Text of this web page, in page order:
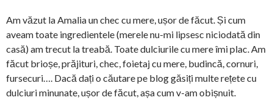
Am văzut la Amalia un chec cu mere, ușor de făcut. Și cum
aveam toate ingredientele (merele nu-mi lipsesc niciodată din
casă) am trecut la treabă. Toate dulciurile cu mere îmi plac. Am
făcut brioșe, prăjituri, chec, foietaj cu mere, budincă, cornuri,
fursecuri…. Dacă dați o căutare pe blog găsiți multe rețete cu
dulciuri minunate, ușor de făcut, așa cum v-am obișnuit.